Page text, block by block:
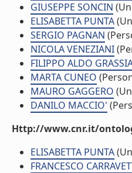
GIUSEPPE SONCIN
ELISABETTA PUNTA
SERGIO PAGNAN
NICOLA VENEZIANI
FILIPPO ALDO
MARTA CUNEO
MAURO GAGGERO
DANILO MACCIO'
Http://www.cnr.it/
ELISABETTA PUNTA
FRANCESCO